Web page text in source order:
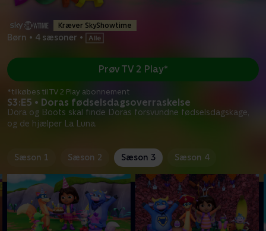
Kræver SkyShowtime
Børn • 4 sæsoner •
S3:E5 • Doras fødselsdagsoverraskelse
Dora og Boots skal finde Doras forsvundne fødselsdagskage,
og de hjælper La Luna.
Prøv TV 2 Play*
*tilkøbes til TV 2 Play abonnement
Sæson 1 Sæson 2 Sæson 3 Sæson 4